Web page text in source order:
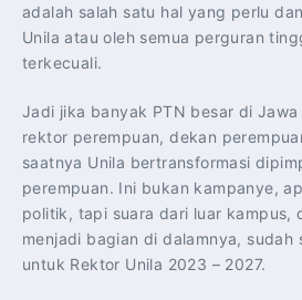
adalah salah satu hal yang perlu
Unila atau oleh semua perguran
terkecuali.
Jadi jika banyak PTN besar di
rektor perempuan, dekan
saatnya Unila bertransformasi
perempuan. Ini bukan kampanye,
politik, tapi suara dari luar kampus,
menjadi bagian di dalamnya, sudah
untuk Rektor Unila 2023 – 2027.